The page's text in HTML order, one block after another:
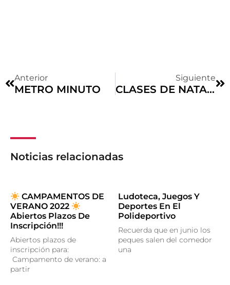
Anterior
METRO MINUTO
Siguiente
CLASES DE NATACIÓN
Noticias relacionadas
CAMPAMENTOS DE
VERANO 2022
Abiertos Plazos De
Inscripción!!!
Abiertos plazos de
inscripción para:
Campamento de verano: a
partir
Ludoteca, Juegos Y
Deportes En El
Polideportivo
Recuerda que en junio los
peques salen del comedor
una